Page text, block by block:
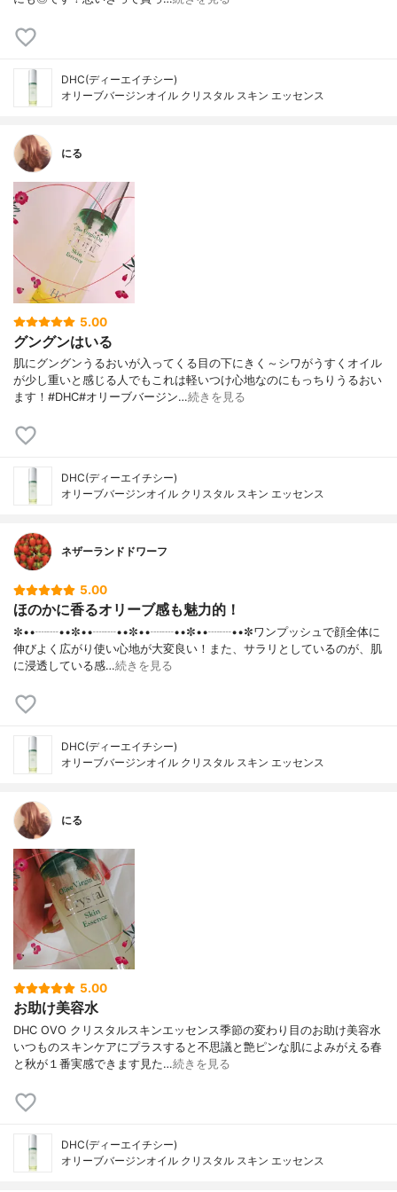
DHC(ディーエイチシー)
オリーブバージンオイル クリスタル スキン エッセンス
にる
5.00
グングンはいる
肌にグングンうるおいが入ってくる目の下にきく～シワがうすくオイル
が少し重いと感じる人でもこれは軽いつけ心地なのにもっちりうるおい
ます！#DHC#オリーブバージン…続きを見る
DHC(ディーエイチシー)
オリーブバージンオイル クリスタル スキン エッセンス
ネザーランドドワーフ
5.00
ほのかに香るオリーブ感も魅力的！
✼••┈┈••✼••┈┈••✼••┈┈••✼••┈┈••✼ワンプッシュで顔全体に
伸びよく広がり使い心地が大変良い！また、サラリとしているのが、肌
に浸透している感…続きを見る
DHC(ディーエイチシー)
オリーブバージンオイル クリスタル スキン エッセンス
にる
5.00
お助け美容水
DHC OVO クリスタルスキンエッセンス季節の変わり目のお助け美容水
いつものスキンケアにプラスすると不思議と艶ピンな肌によみがえる春
と秋が１番実感できます見た…続きを見る
DHC(ディーエイチシー)
オリーブバージンオイル クリスタル スキン エッセンス